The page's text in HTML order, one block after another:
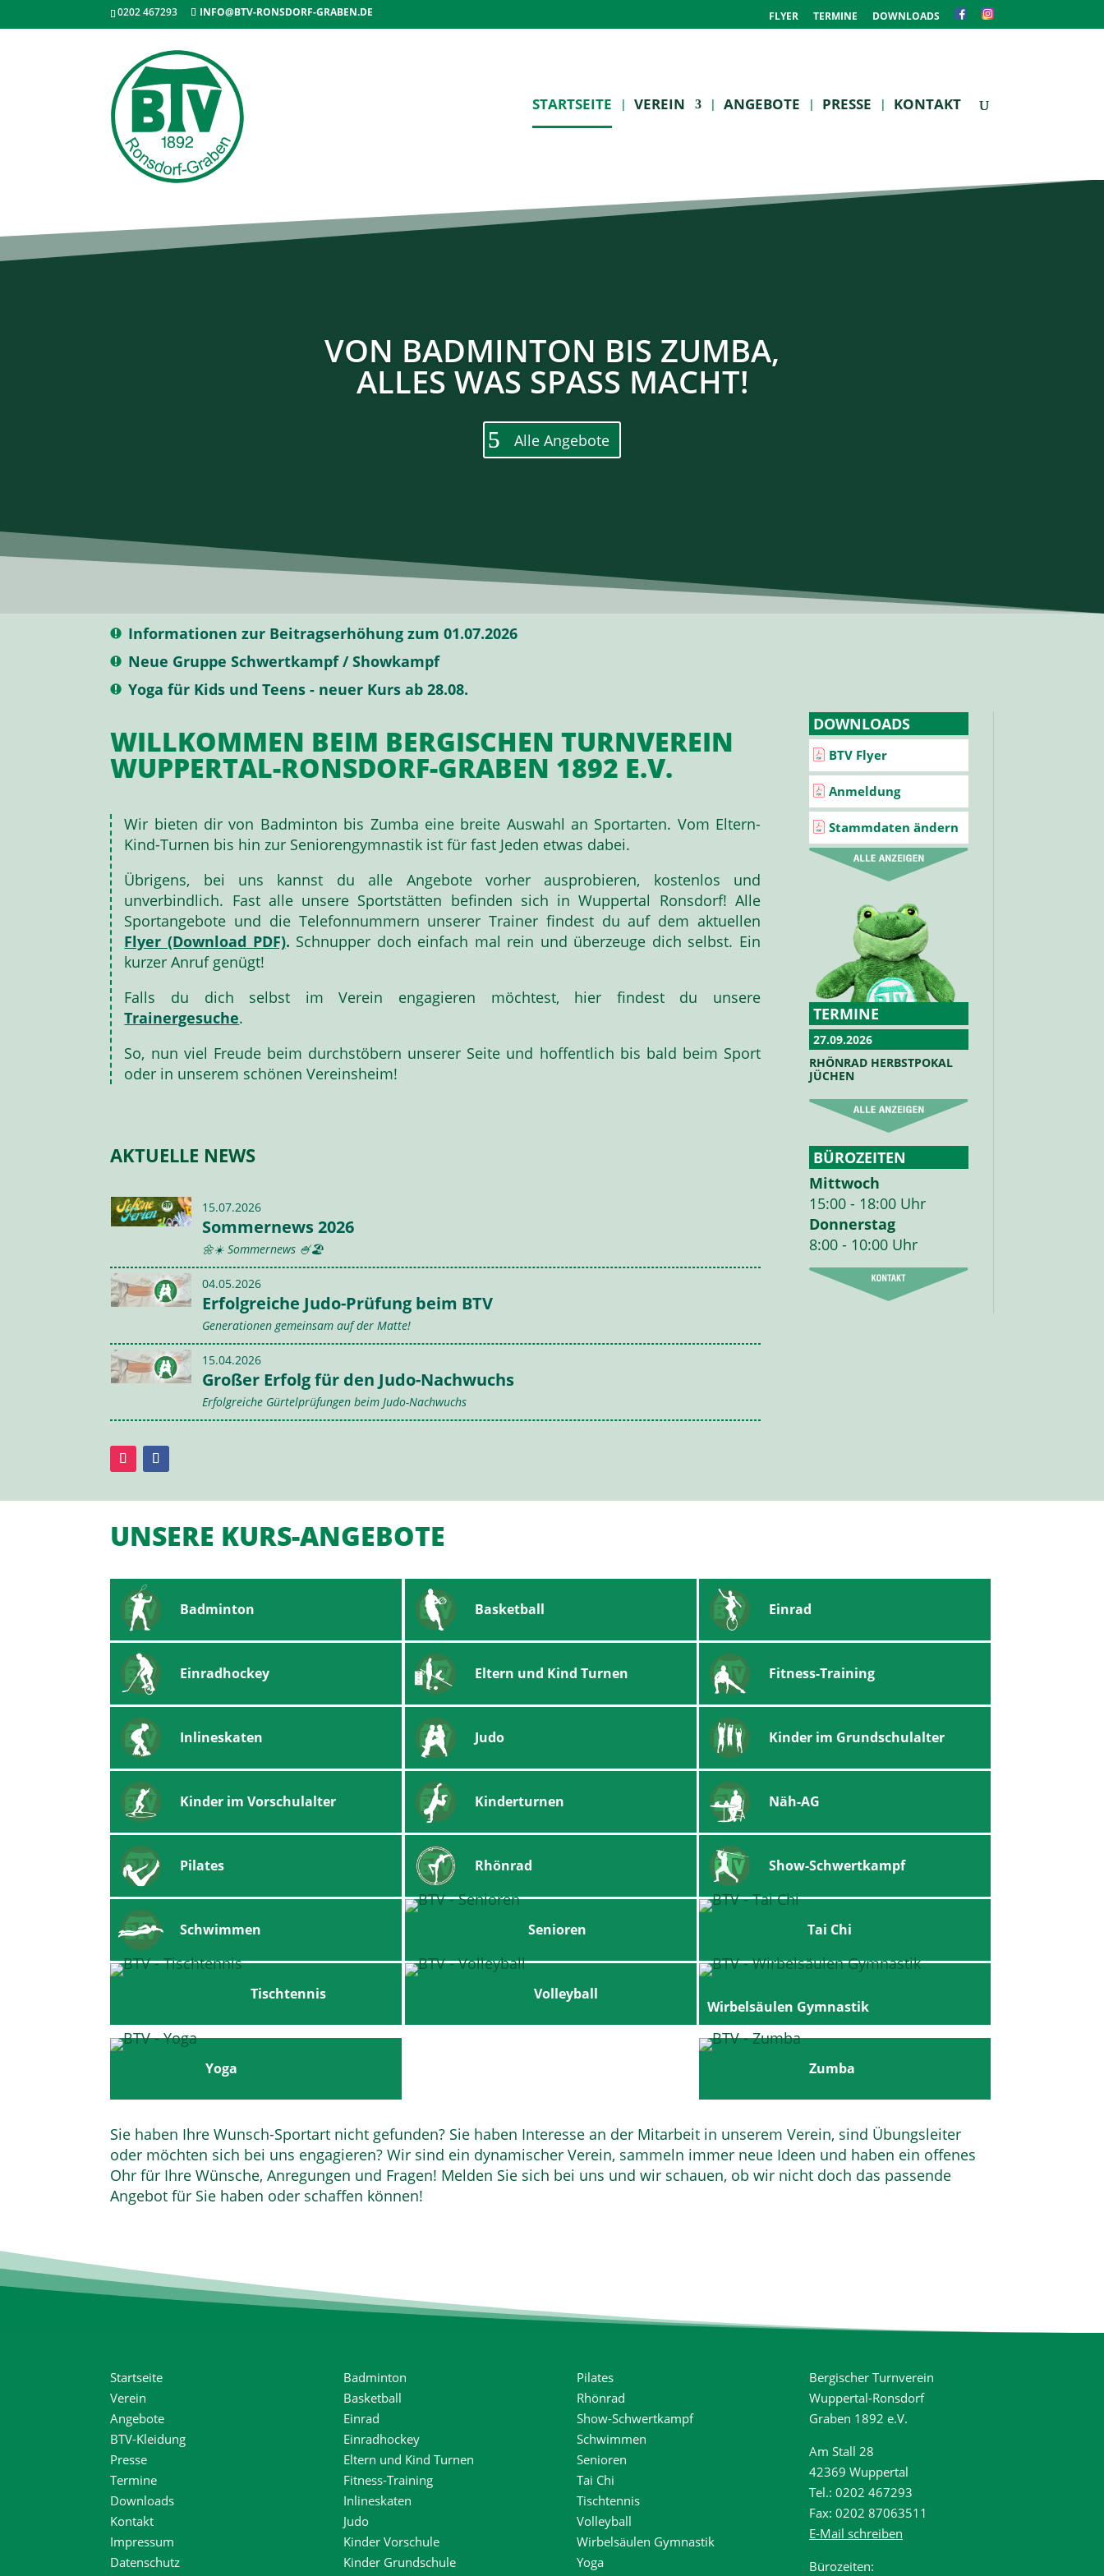
0202 467293 INFO@BTV-RONSDORF-GRABEN.DE FLYER TERMINE DOWNLOADS
STARTSEITE VEREIN ANGEBOTE PRESSE KONTAKT
VON BADMINTON BIS ZUMBA,
ALLES WAS SPASS MACHT!
Alle Angebote
Informationen zur Beitragserhöhung zum 01.07.2026
Neue Gruppe Schwertkampf / Showkampf
Yoga für Kids und Teens - neuer Kurs ab 28.08.
WILLKOMMEN BEIM BERGISCHEN TURNVEREIN
WUPPERTAL-RONSDORF-GRABEN 1892 E.V.
Wir bieten dir von Badminton bis Zumba eine breite Auswahl an Sportarten. Vom Eltern-
Kind-Turnen bis hin zur Seniorengymnastik ist für fast Jeden etwas dabei.
Übrigens, bei uns kannst du alle Angebote vorher ausprobieren, kostenlos und
unverbindlich. Fast alle unsere Sportstätten befinden sich in Wuppertal Ronsdorf! Alle
Sportangebote und die Telefonnummern unserer Trainer findest du auf dem aktuellen
Flyer (Download PDF). Schnupper doch einfach mal rein und überzeuge dich selbst. Ein
kurzer Anruf genügt!
Falls du dich selbst im Verein engagieren möchtest, hier findest du unsere
Trainergesuche.
So, nun viel Freude beim durchstöbern unserer Seite und hoffentlich bis bald beim Sport
oder in unserem schönen Vereinsheim!
AKTUELLE NEWS
15.07.2026
Sommernews 2026
🌼☀️ Sommernews 🍧🏖️
04.05.2026
Erfolgreiche Judo-Prüfung beim BTV
Generationen gemeinsam auf der Matte!
15.04.2026
Großer Erfolg für den Judo-Nachwuchs
Erfolgreiche Gürtelprüfungen beim Judo-Nachwuchs
DOWNLOADS
BTV Flyer
Anmeldung
Stammdaten ändern
TERMINE
27.09.2026
RHÖNRAD HERBSTPOKAL
JÜCHEN
BÜROZEITEN
Mittwoch
15:00 - 18:00 Uhr
Donnerstag
8:00 - 10:00 Uhr
UNSERE KURS-ANGEBOTE
Badminton Basketball Einrad
Einradhockey Eltern und Kind Turnen Fitness-Training
Inlineskaten Judo Kinder im Grundschulalter
Kinder im Vorschulalter Kinderturnen Näh-AG
Pilates Rhönrad Show-Schwertkampf
Schwimmen Senioren Tai Chi
Tischtennis Volleyball
Wirbelsäulen Gymnastik
Yoga Zumba
Sie haben Ihre Wunsch-Sportart nicht gefunden? Sie haben Interesse an der Mitarbeit in unserem Verein, sind Übungsleiter
oder möchten sich bei uns engagieren? Wir sind ein dynamischer Verein, sammeln immer neue Ideen und haben ein offenes
Ohr für Ihre Wünsche, Anregungen und Fragen! Melden Sie sich bei uns und wir schauen, ob wir nicht doch das passende
Angebot für Sie haben oder schaffen können!
Startseite
Verein
Angebote
BTV-Kleidung
Presse
Termine
Downloads
Kontakt
Impressum
Datenschutz
Badminton
Basketball
Einrad
Einradhockey
Eltern und Kind Turnen
Fitness-Training
Inlineskaten
Judo
Kinder Vorschule
Kinder Grundschule
Pilates
Rhönrad
Show-Schwertkampf
Schwimmen
Senioren
Tai Chi
Tischtennis
Volleyball
Wirbelsäulen Gymnastik
Yoga
Bergischer Turnverein
Wuppertal-Ronsdorf
Graben 1892 e.V.
Am Stall 28
42369 Wuppertal
Tel.: 0202 467293
Fax: 0202 87063511
E-Mail schreiben
Bürozeiten: